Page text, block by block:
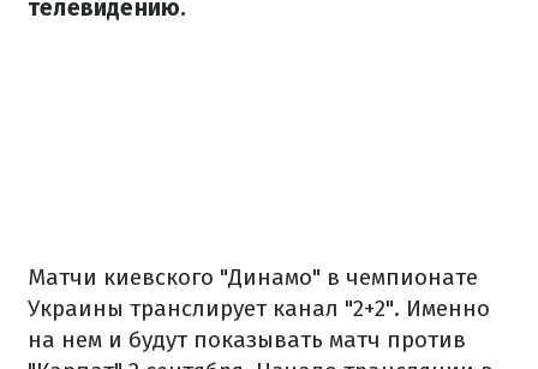
телевидению.
Матчи киевского "Динамо" в чемпионате
Украины транслирует канал "2+2". Именно
на нем и будут показывать матч против